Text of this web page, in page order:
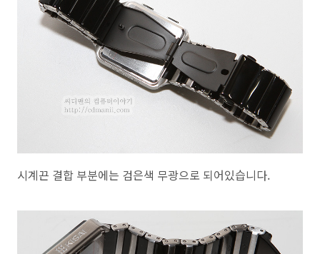
시계끈 결합 부분에는 검은색 무광으로 되어있습니다.